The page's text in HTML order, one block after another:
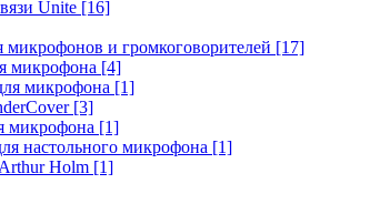
Unite [16]
и громкоговорителей [17]
микрофона [4]
микрофона [1]
[3]
микрофона [1]
настольного микрофона [1]
Holm [1]